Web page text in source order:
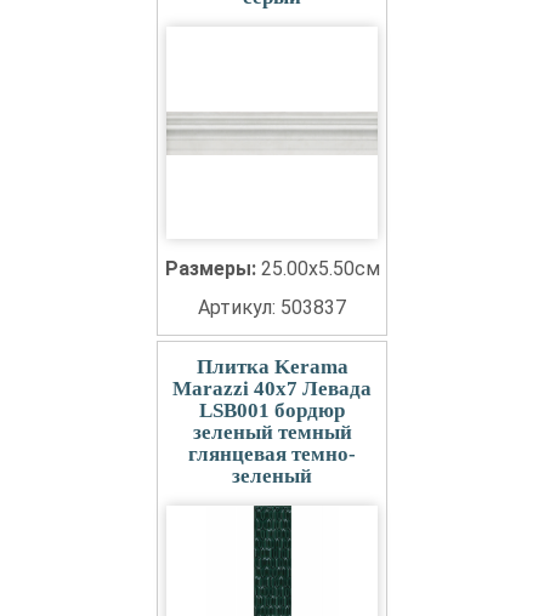
Размеры: 25.00x5.50см
Артикул: 503837
Плитка Kerama
Marazzi 40x7 Левада
LSB001 бордюр
зеленый темный
глянцевая темно-
зеленый